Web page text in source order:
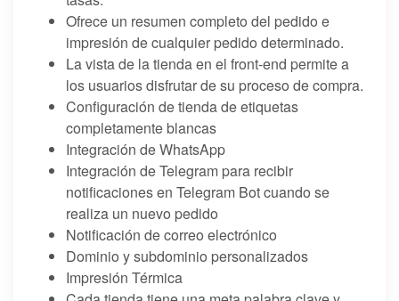
Ofrece un resumen completo del pedido e
impresión de cualquier pedido determinado.
La vista de la tienda en el front-end permite a
los usuarios disfrutar de su proceso de compra.
Configuración de tienda de etiquetas
completamente blancas
Integración de WhatsApp
Integración de Telegram para recibir
notificaciones en Telegram Bot cuando se
realiza un nuevo pedido
Notificación de correo electrónico
Dominio y subdominio personalizados
Impresión Térmica